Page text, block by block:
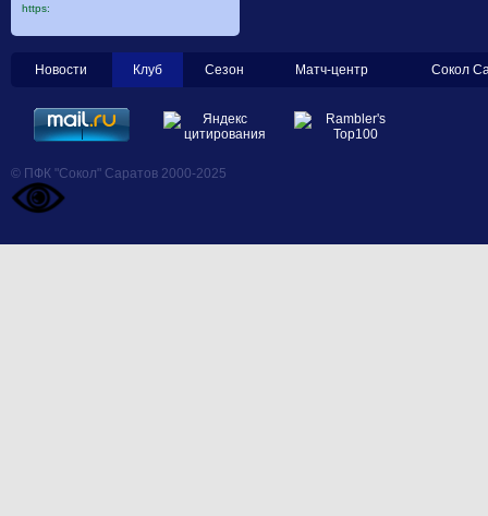
https:
Новости Клуб Сезон Матч-центр Сокол
© ПФК "Сокол" Саратов 2000-2025